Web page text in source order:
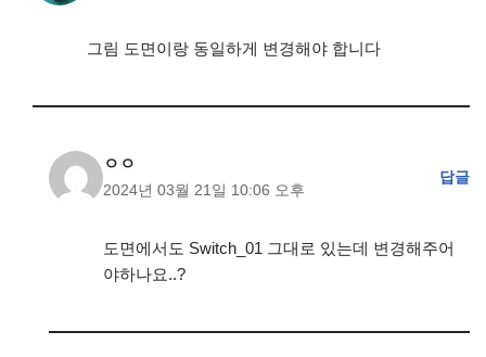
그림 도면이랑 동일하게 변경해야 합니다
ㅇㅇ
2024년 03월 21일 10:06 오후
답글
도면에서도 Switch_01 그대로 있는데 변경해주어
야하나요..?